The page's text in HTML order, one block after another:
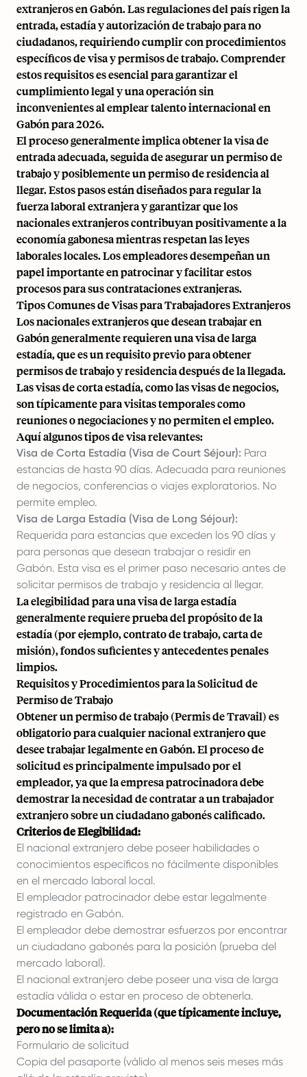
extranjeros en Gabón. Las regulaciones del país rigen la
entrada, estadía y autorización de trabajo para no
ciudadanos, requiriendo cumplir con procedimientos
específicos de visa y permisos de trabajo. Comprender
estos requisitos es esencial para garantizar el
cumplimiento legal y una operación sin
inconvenientes al emplear talento internacional en
Gabón para 2026.
El proceso generalmente implica obtener la visa de
entrada adecuada, seguida de asegurar un permiso de
trabajo y posiblemente un permiso de residencia al
llegar. Estos pasos están diseñados para regular la
fuerza laboral extranjera y garantizar que los
nacionales extranjeros contribuyan positivamente a la
economía gabonesa mientras respetan las leyes
laborales locales. Los empleadores desempeñan un
papel importante en patrocinar y facilitar estos
procesos para sus contrataciones extranjeras.
Tipos Comunes de Visas para Trabajadores Extranjeros
Los nacionales extranjeros que desean trabajar en
Gabón generalmente requieren una visa de larga
estadía, que es un requisito previo para obtener
permisos de trabajo y residencia después de la llegada.
Las visas de corta estadía, como las visas de negocios,
son típicamente para visitas temporales como
reuniones o negociaciones y no permiten el empleo.
Aquí algunos tipos de visa relevantes:
Visa de Corta Estadía (Visa de Court Séjour): Para
estancias de hasta 90 días. Adecuada para reuniones
de negocios, conferencias o viajes exploratorios. No
permite empleo.
Visa de Larga Estadía (Visa de Long Séjour):
Requerida para estancias que exceden los 90 días y
para personas que desean trabajar o residir en
Gabón. Esta visa es el primer paso necesario antes de
solicitar permisos de trabajo y residencia al llegar.
La elegibilidad para una visa de larga estadía
generalmente requiere prueba del propósito de la
estadía (por ejemplo, contrato de trabajo, carta de
misión), fondos suficientes y antecedentes penales
limpios.
Requisitos y Procedimientos para la Solicitud de
Permiso de Trabajo
Obtener un permiso de trabajo (Permis de Travail) es
obligatorio para cualquier nacional extranjero que
desee trabajar legalmente en Gabón. El proceso de
solicitud es principalmente impulsado por el
empleador, ya que la empresa patrocinadora debe
demostrar la necesidad de contratar a un trabajador
extranjero sobre un ciudadano gabonés calificado.
Criterios de Elegibilidad:
El nacional extranjero debe poseer habilidades o
conocimientos específicos no fácilmente disponibles
en el mercado laboral local.
El empleador patrocinador debe estar legalmente
registrado en Gabón.
El empleador debe demostrar esfuerzos por encontrar
un ciudadano gabonés para la posición (prueba del
mercado laboral).
El nacional extranjero debe poseer una visa de larga
estadía válida o estar en proceso de obtenerla.
Documentación Requerida (que típicamente incluye,
pero no se limita a):
Formulario de solicitud
Copia del pasaporte (válido al menos seis meses más